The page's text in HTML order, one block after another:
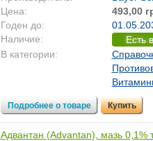
Цена:
493,00
Годен до:
Наличие:
Есть
В категории:
Подробнее о товаре Купить
Адвантан (Advantan), мазь 0,1%